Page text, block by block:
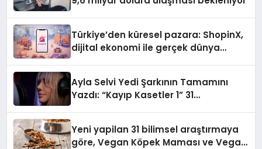
Türkiye’den küresel pazara: ShopinX,
dijital ekonomi ile gerçek dünya
Ayla Selvi Yedi Şarkının Tamamını
Yazdı: “Kayıp Kasetler 1” 31
Yeni yapilan 31 bilimsel araştırmaya
göre, Vegan Köpek Maması ve Vegan